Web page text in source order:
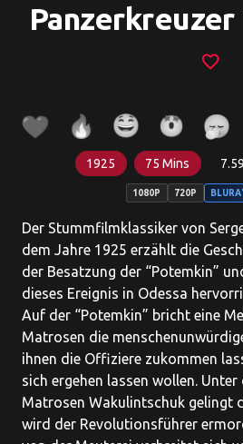
favorite_border
1925 75 Mins 7.59
1080P 720P
Der Stummfilmklassiker von
dem Jahre 1925 erzählt die
der Besatzung der “Potemkin”
dieses Ereignis in Odessa
Auf der “Potemkin” bricht eine
Matrosen die
ihnen die Offiziere zukommen
sich ergehen lassen wollen. Unter
Matrosen Wakulintschuk gelingt
wird der Revolutionsführer